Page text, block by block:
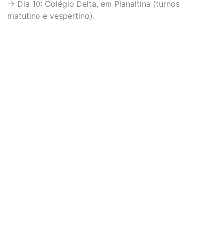
→ Dia 10: Colégio Delta, em Planaltina (turnos
matutino e vespertino).